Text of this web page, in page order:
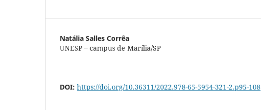
Natália Salles Corrêa
UNESP – campus de Marília/SP
DOI: https://doi.org/10.36311/2022.978-65-5954-321-2.p95-108